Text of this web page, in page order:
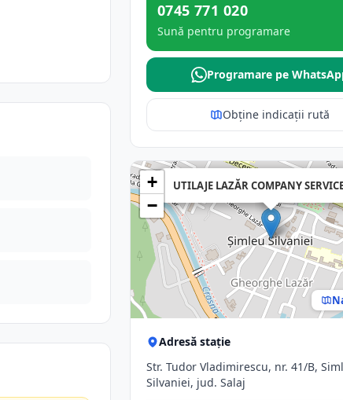
0745 771 020
Sună pentru programare
Programare pe
Obține indicații rută
UTILAJE LAZĂR COMPANY
+
−
Adresă stație
Str. Tudor Vladimirescu, nr. 41/B,
Silvaniei, jud. Salaj